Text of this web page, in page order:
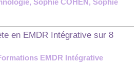
, Sophie COHEN, Sophie
en EMDR Intégrative sur 8
EMDR Intégrative